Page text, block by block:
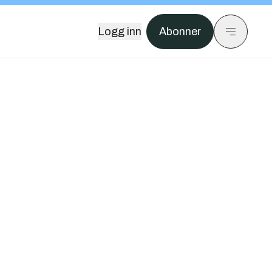
Logg inn Abonner